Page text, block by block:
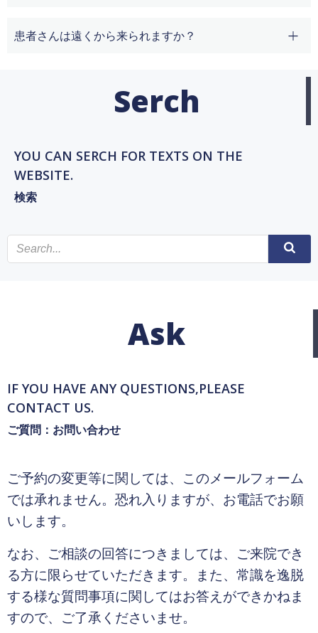
患者さんは遠くから来られますか？
Serch
YOU CAN SERCH FOR TEXTS ON THE
WEBSITE.
検索
Ask
IF YOU HAVE ANY QUESTIONS,PLEASE
CONTACT US.
ご質問：お問い合わせ
ご予約の変更等に関しては、このメールフォーム
では承れません。恐れ入りますが、お電話でお願
いします。
なお、ご相談の回答につきましては、ご来院でき
る方に限らせていただきます。また、常識を逸脱
する様な質問事項に関してはお答えができかねま
すので、ご了承くださいませ。